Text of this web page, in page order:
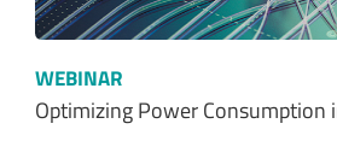
WEBINAR
Optimizing Power Consumption